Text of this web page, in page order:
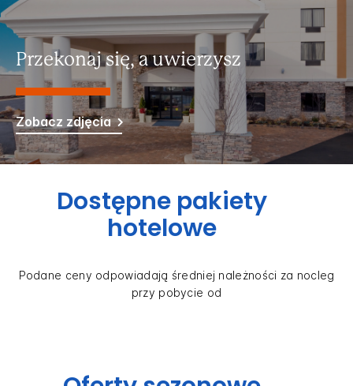
Przekonaj się, a uwierzysz
Zobacz zdjęcia
Dostępne pakiety
hotelowe
Podane ceny odpowiadają średniej należności za nocleg
przy pobycie od